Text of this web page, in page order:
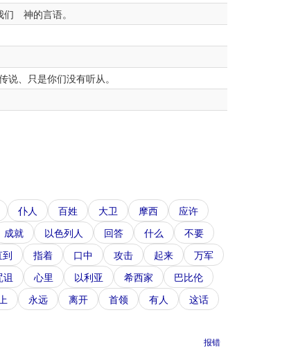
们 神的言语。
、只是你们没有听从。
仆人 百姓 大卫 摩西
应许
成就 以色列人 回答 什么
不要
到 指着 口中 攻击 起来
万军
诅 心里 以利亚 希西家
巴比伦
永远 离开 首领 有人
这话
报错